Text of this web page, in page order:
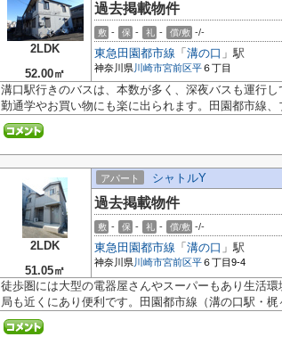
2LDK
52.00㎡
過去掲載物件
敷 - 保 - 礼 - 償/敷 -/-
東急田園都市線 「 溝の口 」駅
神奈川県川崎市宮前区平６丁目
溝口駅行きのバスは、本数が多く、深夜バスも運行
勤通学やお買い物にも楽に出られます。田園都市線
2LDK
51.05㎡
アパート シャトルY
過去掲載物件
敷 - 保 - 礼 - 償/敷 -/-
東急田園都市線 「 溝の口 」駅
神奈川県川崎市宮前区平６丁目9-4
徒歩圏には大型の電器屋さんやスーパーもあり生活
局も近くにあり便利です。田園都市線（溝の口駅・